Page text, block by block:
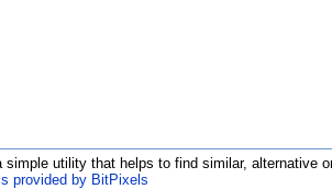
simple utility that helps to find similar, alternative
provided by BitPixels